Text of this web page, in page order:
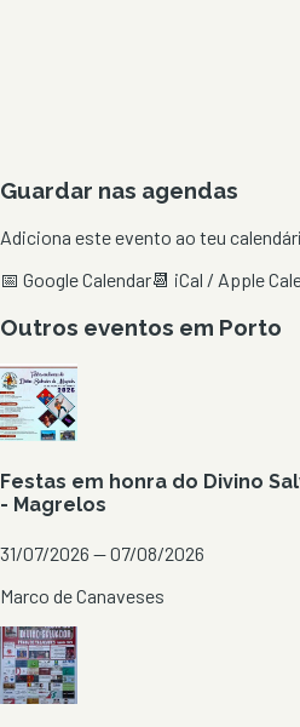
Guardar nas agendas
Adiciona este evento ao teu
📅 Google Calendar📆 iCal / Apple
Outros eventos em Porto
Festas em honra do Divino
- Magrelos
31/07/2026 — 07/08/2026
Marco de Canaveses